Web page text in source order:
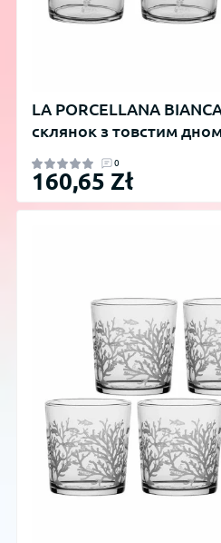
LA PORCELLANA
склянок з товстим
0
160,65 Zł